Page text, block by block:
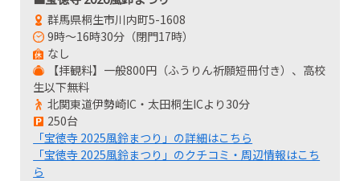
群馬県桐生市川内町5-1608
9時～16時30分（閉門17時）
なし
【拝観料】一般800円（ふうりん祈願短冊付き）、高校
生以下無料
北関東道伊勢崎IC・太田桐生ICより30分
250台
「宝徳寺 2025風鈴まつり」の詳細はこちら
「宝徳寺 2025風鈴まつり」のクチコミ・周辺情報はこち
ら